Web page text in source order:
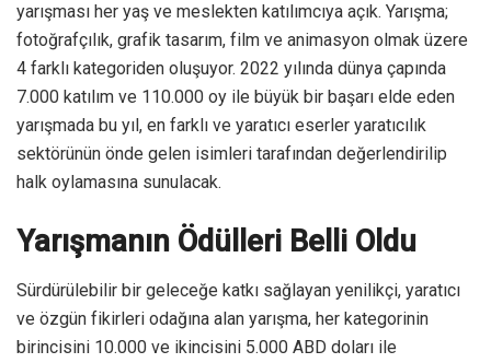
yarışması her yaş ve meslekten katılımcıya açık. Yarışma;
fotoğrafçılık, grafik tasarım, film ve animasyon olmak üzere
4 farklı kategoriden oluşuyor. 2022 yılında dünya çapında
7.000 katılım ve 110.000 oy ile büyük bir başarı elde eden
yarışmada bu yıl, en farklı ve yaratıcı eserler yaratıcılık
sektörünün önde gelen isimleri tarafından değerlendirilip
halk oylamasına sunulacak.
Yarışmanın Ödülleri Belli Oldu
Sürdürülebilir bir geleceğe katkı sağlayan yenilikçi, yaratıcı
ve özgün fikirleri odağına alan yarışma, her kategorinin
birincisini 10.000 ve ikincisini 5.000 ABD doları ile